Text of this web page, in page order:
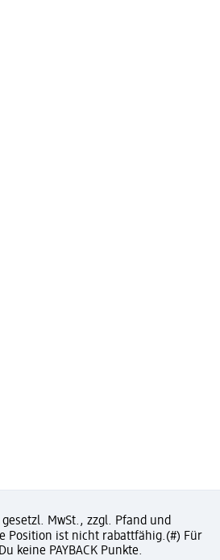
MwSt., zzgl. Pfand und
Position ist nicht rabattfähig.(#) Für
keine PAYBACK Punkte.